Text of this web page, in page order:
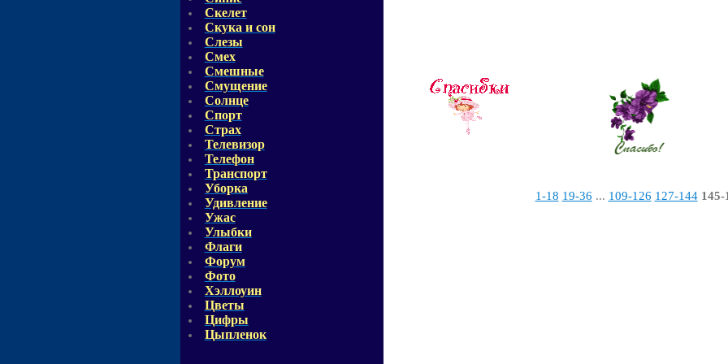
Скелет
Скука и сон
Слезы
Смех
Смешные
Смущение
Солнце
Спорт
Страх
Телевизор
Телефон
Транспорт
Уборка
Удивление
Ужас
Улыбки
Флаги
Форум
Фото
Хэллоуин
Цветы
Цифры
Цыпленок
1-18 19-36 ... 109-126 127-144 145-